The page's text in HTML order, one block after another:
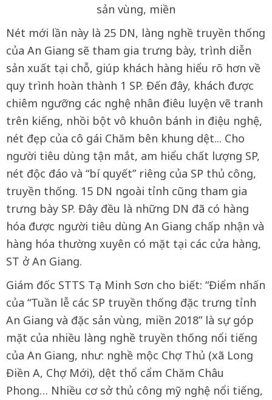
sản vùng, miền
Nét mới lần này là 25 DN, làng nghề truyền thống
của An Giang sẽ tham gia trưng bày, trình diễn
sản xuất tại chỗ, giúp khách hàng hiểu rõ hơn về
quy trình hoàn thành 1 SP. Đến đây, khách được
chiêm ngưỡng các nghệ nhân điêu luyện vẽ tranh
trên kiếng, nhồi bột vô khuôn bánh in điệu nghệ,
nét đẹp của cô gái Chăm bên khung dệt... Cho
người tiêu dùng tận mắt, am hiểu chất lượng SP,
nét độc đáo và “bí quyết” riêng của SP thủ công,
truyền thống. 15 DN ngoài tỉnh cũng tham gia
trưng bày SP. Đây đều là những DN đã có hàng
hóa được người tiêu dùng An Giang chấp nhận và
hàng hóa thường xuyên có mặt tại các cửa hàng,
ST ở An Giang.
Giám đốc STTS Tạ Minh Sơn cho biết: “Điểm nhấn
của “Tuần lễ các SP truyền thống đặc trưng tỉnh
An Giang và đặc sản vùng, miền 2018” là sự góp
mặt của nhiều làng nghề truyền thống nổi tiếng
của An Giang, như: nghề mộc Chợ Thủ (xã Long
Điền A, Chợ Mới), dệt thổ cẩm Chăm Châu
Phong… Nhiều cơ sở thủ công mỹ nghệ nổi tiếng,